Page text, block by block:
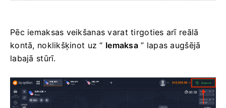
Pēc iemaksas veikšanas varat tirgoties arī reālā
kontā, noklikšķinot uz “ Iemaksa” lapas augšējā
labajā stūrī.